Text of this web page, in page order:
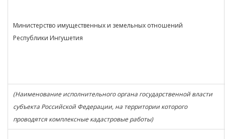
Министерство имущественных и земельных отношений
Республики Ингушетия
(Наименование исполнительного органа государственной власти
субъекта Российской Федерации, на территории которого
проводятся комплексные кадастровые работы)